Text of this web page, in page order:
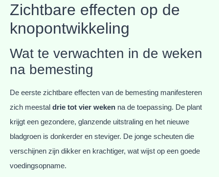
Zichtbare effecten op de
knopontwikkeling
Wat te verwachten in de weken
na bemesting
De eerste zichtbare effecten van de bemesting manifesteren
zich meestal drie tot vier weken na de toepassing. De plant
krijgt een gezondere, glanzende uitstraling en het nieuwe
bladgroen is donkerder en steviger. De jonge scheuten die
verschijnen zijn dikker en krachtiger, wat wijst op een goede
voedingsopname.